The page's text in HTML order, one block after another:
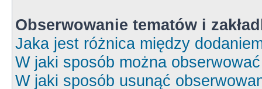
Obserwowanie tematów i
Jaka jest różnica między
W jaki sposób można
W jaki sposób usunąć